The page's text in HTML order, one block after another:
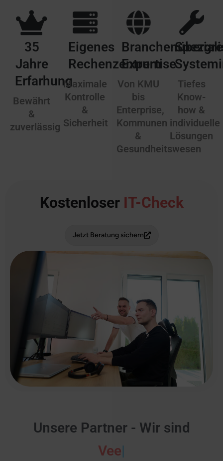
Backups
35
Jahre
Erfarhung
Bewährt
&
zuverlässig
Eigenes
Rechenzentrum
Maximale
Kontrolle
&
Sicherheit
Expertise
Von KMU
bis
Enterprise,
Kommunen
&
Gesundheitswesen
Tiefes
Know-
how &
individuelle
Lösungen
KostenloserIT-Check
Jetzt Beratung sichern
Unsere Partner - Wir sind
Veeam